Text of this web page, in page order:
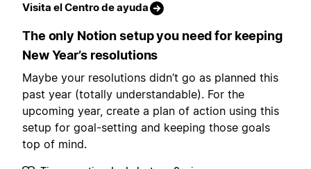
Visita el Centro de ayuda
The only Notion setup you need for keeping
New Year’s resolutions
Maybe your resolutions didn’t go as planned this
past year (totally understandable). For the
upcoming year, create a plan of action using this
setup for goal-setting and keeping those goals
top of mind.